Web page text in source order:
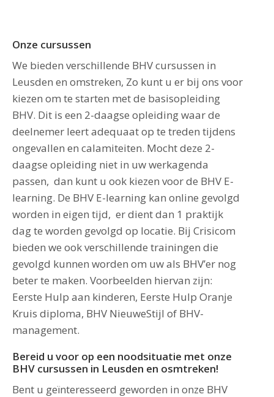
Onze cursussen
We bieden verschillende BHV cursussen in
Leusden en omstreken, Zo kunt u er bij ons voor
kiezen om te starten met de basisopleiding
BHV. Dit is een 2-daagse opleiding waar de
deelnemer leert adequaat op te treden tijdens
ongevallen en calamiteiten. Mocht deze 2-
daagse opleiding niet in uw werkagenda
passen, dan kunt u ook kiezen voor de BHV E-
learning. De BHV E-learning kan online gevolgd
worden in eigen tijd, er dient dan 1 praktijk
dag te worden gevolgd op locatie. Bij Crisicom
bieden we ook verschillende trainingen die
gevolgd kunnen worden om uw als BHV’er nog
beter te maken. Voorbeelden hiervan zijn:
Eerste Hulp aan kinderen, Eerste Hulp Oranje
Kruis diploma, BHV NieuweStijl of BHV-
management.
Bereid u voor op een noodsituatie met onze
BHV cursussen in Leusden en osmtreken!
Bent u geïnteresseerd geworden in onze BHV